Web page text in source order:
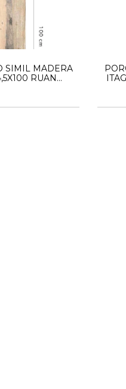
SIMIL MADERA
RUAN